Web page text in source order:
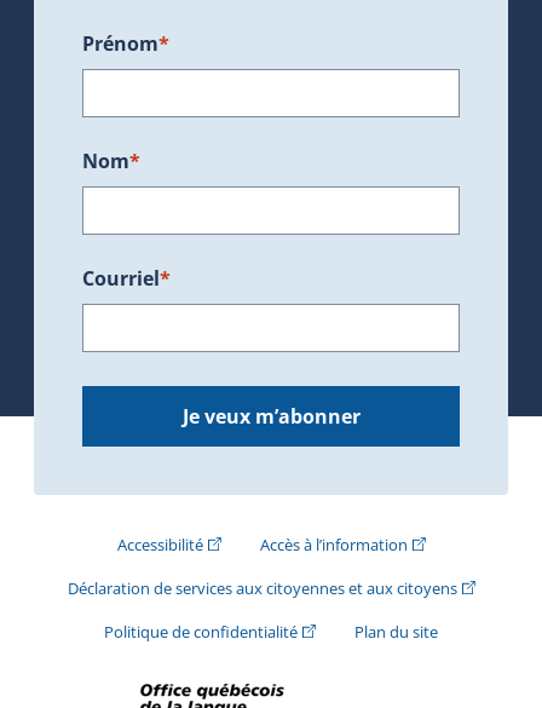
Prénom*
Nom*
Courriel*
Je veux m’abonner
Accessibilité(Cet hyperlien externe s'ouvrira dans une
Accès à l’information(Cet hyperlien
Déclaration de services aux citoyennes et aux citoyens(Cet
Politique de confidentialité(Cet hyperlien externe s'ouvrira
Plan du site